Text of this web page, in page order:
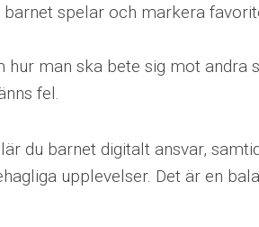
spelar och markera
hur man ska bete sig mot andra
fel.
du barnet digitalt ansvar,
upplevelser. Det är en